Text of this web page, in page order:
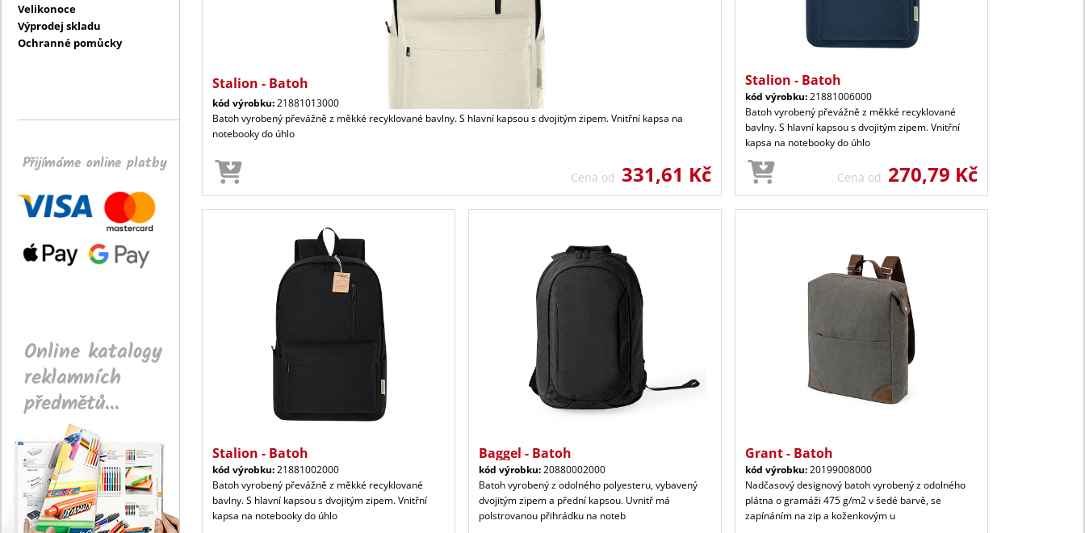
Velikonoce
Výprodej skladu
Ochranné pomůcky
Přijímáme online platby
Online katalogy
reklamních
předmětů...
Stalion - Batoh
kód výrobku:21881013000
Batoh vyrobený převážně z měkké recyklované bavlny. S hlavní kapsou s dvojitým zipem. Vnitřní kapsa na
notebooky do úhlo
Cena od 331,61 Kč
Stalion - Batoh
kód výrobku:21881006000
Batoh vyrobený převážně z měkké recyklované
bavlny. S hlavní kapsou s dvojitým zipem. Vnitřní
kapsa na notebooky do úhlo
Cena od 270,79 Kč
Stalion - Batoh
kód výrobku:21881002000
Batoh vyrobený převážně z měkké recyklované
bavlny. S hlavní kapsou s dvojitým zipem. Vnitřní
kapsa na notebooky do úhlo
Baggel - Batoh
kód výrobku:20880002000
Batoh vyrobený z odolného polyesteru, vybavený
dvojitým zipem a přední kapsou. Uvnitř má
polstrovanou přihrádku na noteb
Grant - Batoh
kód výrobku:20199008000
Nadčasový designový batoh vyrobený z odolného
plátna o gramáži 475 g/m2 v šedé barvě, se
zapínáním na zip a koženkovým u